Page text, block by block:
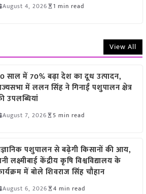
August 4, 2026 1 min read
View All
साल में 70% बढ़ा देश का दूध उत्पादन,
में ललन सिंह ने गिनाईं पशुपालन क्षेत्र
उपलब्धियां
August 7, 2026 5 min read
पशुपालन से बढ़ेगी किसानों की आय,
लक्ष्मीबाई केंद्रीय कृषि विश्वविद्यालय के
में बोले शिवराज सिंह चौहान
August 6, 2026 4 min read